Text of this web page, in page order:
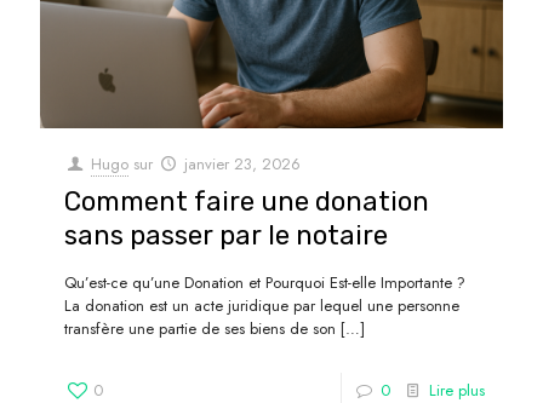
Hugo sur janvier 23, 2026
Comment faire une donation
sans passer par le notaire
Qu’est-ce qu’une Donation et Pourquoi Est-elle Importante ?
La donation est un acte juridique par lequel une personne
transfère une partie de ses biens de son […]
0 0 Lire plus